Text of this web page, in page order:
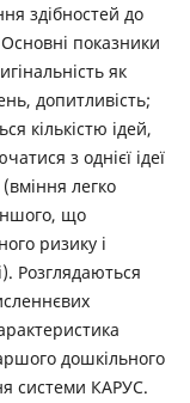
здібностей до
Основні показники
як
допитливість;
кількістю ідей,
з однієї ідеї
легко
що
ризику і
Розглядаються
дошкільного
системи КАРУС.